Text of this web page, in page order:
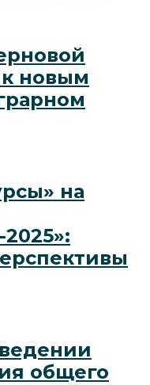
новым
на
общего